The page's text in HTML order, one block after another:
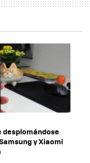
desplomándose
y Xiaomi